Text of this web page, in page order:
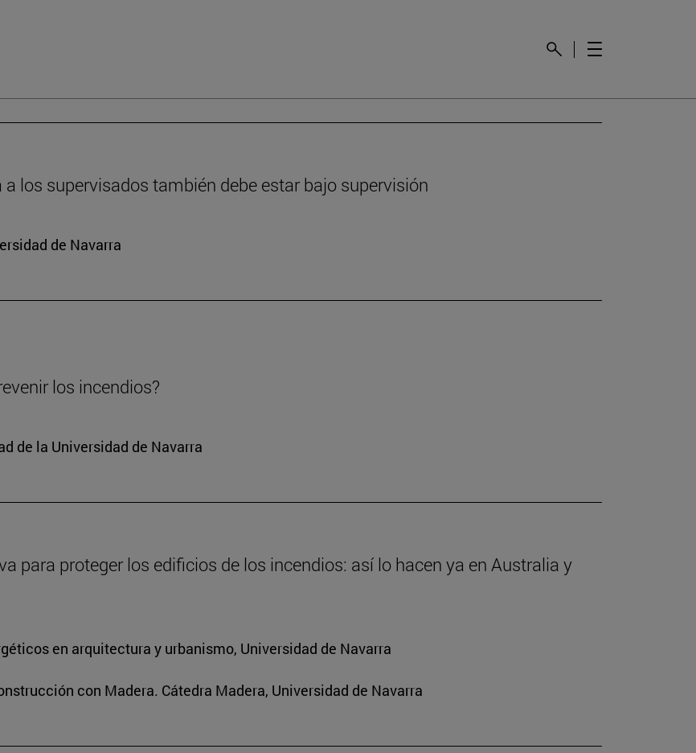
los supervisados también debe estar bajo supervisión
de Navarra
los incendios?
de la Universidad de Navarra
para proteger los edificios de los incendios: así lo hacen ya en Australia y
en arquitectura y urbanismo, Universidad de Navarra
con Madera. Cátedra Madera, Universidad de Navarra